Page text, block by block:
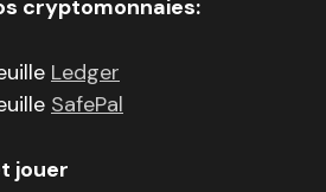
cryptomonnaies:
Ledger
SafePal
jouer